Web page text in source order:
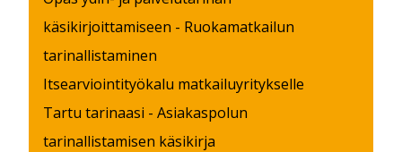
käsikirjoittamiseen - Ruokamatkailun
tarinallistaminen
Itsearviointityökalu matkailuyritykselle
Tartu tarinaasi - Asiakaspolun
tarinallistamisen käsikirja